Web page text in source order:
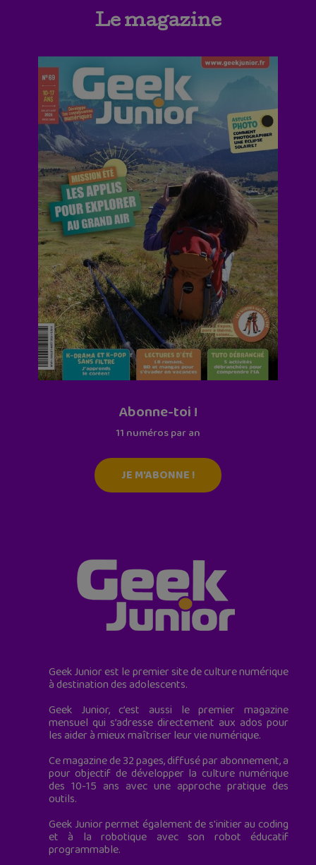
Le magazine
Abonne-toi !
11 numéros par an
JE M'ABONNE !
Geek Junior est le premier site de culture numérique
à destination des adolescents.
Geek Junior, c’est aussi le premier magazine
mensuel qui s’adresse directement aux ados pour
les aider à mieux maîtriser leur vie numérique.
Ce magazine de 32 pages, diffusé par abonnement, a
pour objectif de développer la culture numérique
des 10-15 ans avec une approche pratique des
outils.
Geek Junior permet également de s'initier au coding
et à la robotique avec son robot éducatif
programmable.